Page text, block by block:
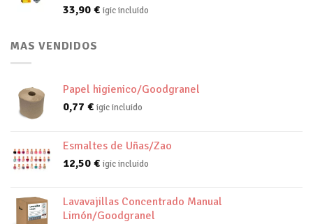
33,90 € igic incluido
MAS VENDIDOS
Papel higienico/Goodgranel
0,77 € igic incluido
Esmaltes de Uñas/Zao
12,50 € igic incluido
Lavavajillas Concentrado Manual
Limón/Goodgranel